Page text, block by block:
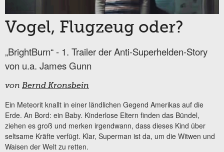
Vogel, Flugzeug oder?
„BrightBurn“ - 1. Trailer der Anti-Superhelden-Story
von u.a. James Gunn
von Bernd Kronsbein
Ein Meteorit knallt in einer ländlichen Gegend Amerikas auf die
Erde. An Bord: ein Baby. Kinderlose Eltern finden das Bündel,
ziehen es groß und merken irgendwann, dass dieses Kind über
seltsame Kräfte verfügt. Klar, Superman ist da, um die Witwen und
Waisen der Welt zu retten.